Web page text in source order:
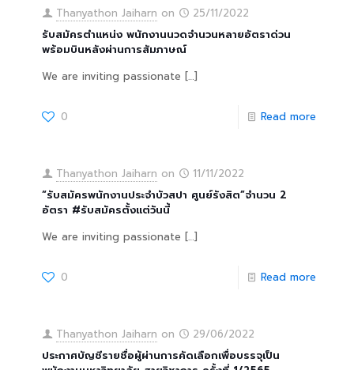
Thanyathon Jaiharn on
25/11/2022
รับสมัครตำแหน่ง พนักงานนวดจำนวนหลายอัตราด่วน
พร้อมบินหลังผ่านการสัมภาษณ์
We are inviting passionate […]
0 Read more
Thanyathon Jaiharn on
11/11/2022
“รับสมัครพนักงานประจำบัวสปา ศูนย์รังสิต”จำนวน 2
อัตรา #รับสมัครตั้งแต่วันนี้
We are inviting passionate […]
0 Read more
Thanyathon Jaiharn on
29/06/2022
ประกาศบัญชีรายชื่อผู้ผ่านการคัดเลือกเพื่อบรรจุเป็น